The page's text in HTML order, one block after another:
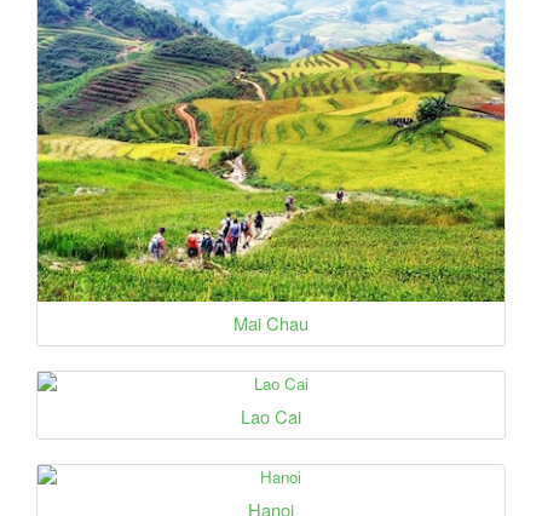
Mai Chau
Lao Cai
Hanoi